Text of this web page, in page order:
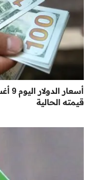
قيمته الحالية